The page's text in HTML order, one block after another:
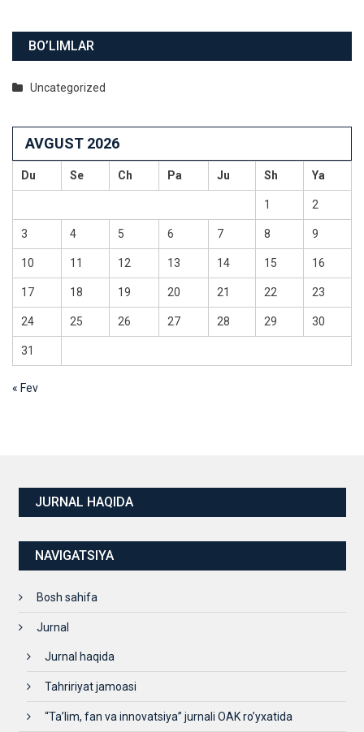
BO’LIMLAR
Uncategorized
AVGUST 2026
Du Se Ch Pa Ju Sh Ya
1 2
3 4 5 6 7 8 9
10 11 12 13 14 15 16
17 18 19 20 21 22 23
24 25 26 27 28 29 30
31
« Fev
JURNAL HAQIDA
NAVIGATSIYA
Bosh sahifa
Jurnal
Jurnal haqida
Tahririyat jamoasi
“Ta’lim, fan va innovatsiya” jurnali OAK ro’yxatida